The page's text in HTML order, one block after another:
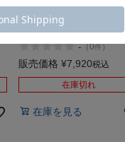
【55%OFF】
サッカニー キンバラ15
Saucony KINVARA 15 ア
-（0件）
販売価格 ¥7,920税込
在庫切れ
在庫を見る